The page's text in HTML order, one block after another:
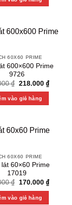
285.000 ₫.
60X60 PRIME
600×600 Prime
9726
₫ Original
was:
285.000 ₫.
218.000 ₫Current
price
vào giỏ hàng
60X60 PRIME
lát 60×60 Prime
17019
₫
Original
was:
285.000 ₫.
170.000 ₫Current
price
vào giỏ hàng